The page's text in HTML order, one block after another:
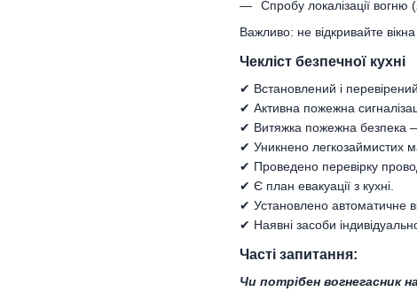
Спробу локалізації вогню
Важливо: не відкривайте
Чекліст безпечної кухні
✔ Встановлений і
✔ Активна пожежна
✔ Витяжка пожежна безпека
✔ Уникнено легкозаймистих
✔ Проведено перевірку
✔ Є план евакуації з кухні.
✔ Установлено автоматичне
✔ Наявні засоби
Часті запитання:
Чи потрібен вогнегасник